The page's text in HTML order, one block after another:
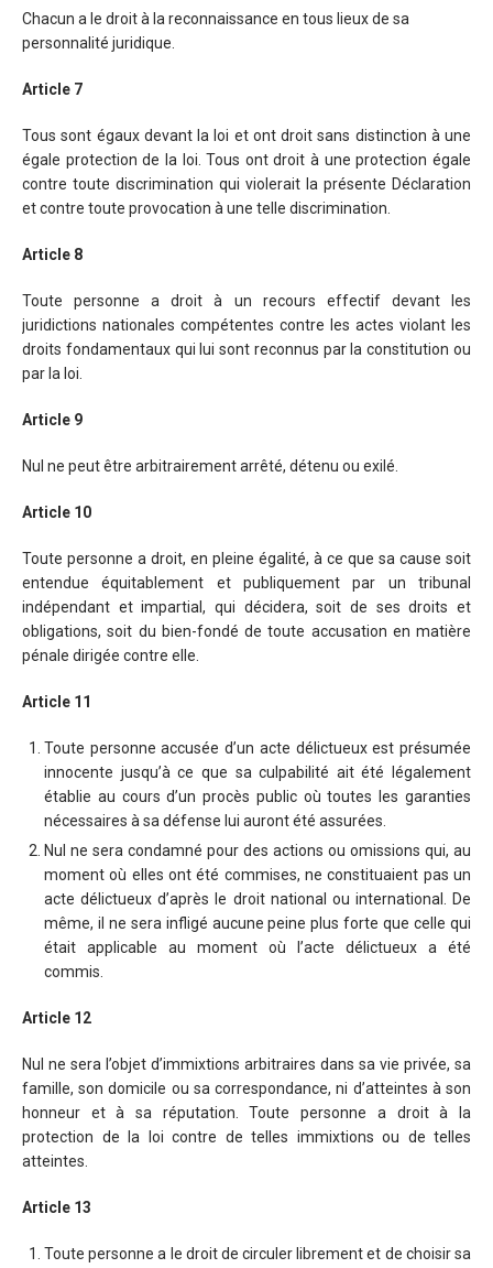
Chacun a le droit à la reconnaissance en tous lieux de sa
personnalité juridique.
Article 7
Tous sont égaux devant la loi et ont droit sans distinction à une
égale protection de la loi. Tous ont droit à une protection égale
contre toute discrimination qui violerait la présente Déclaration
et contre toute provocation à une telle discrimination.
Article 8
Toute personne a droit à un recours effectif devant les
juridictions nationales compétentes contre les actes violant les
droits fondamentaux qui lui sont reconnus par la constitution ou
par la loi.
Article 9
Nul ne peut être arbitrairement arrêté, détenu ou exilé.
Article 10
Toute personne a droit, en pleine égalité, à ce que sa cause soit
entendue équitablement et publiquement par un tribunal
indépendant et impartial, qui décidera, soit de ses droits et
obligations, soit du bien-fondé de toute accusation en matière
pénale dirigée contre elle.
Article 11
Toute personne accusée d’un acte délictueux est présumée
innocente jusqu’à ce que sa culpabilité ait été légalement
établie au cours d’un procès public où toutes les garanties
nécessaires à sa défense lui auront été assurées.
Nul ne sera condamné pour des actions ou omissions qui, au
moment où elles ont été commises, ne constituaient pas un
acte délictueux d’après le droit national ou international. De
même, il ne sera infligé aucune peine plus forte que celle qui
était applicable au moment où l’acte délictueux a été
commis.
Article 12
Nul ne sera l’objet d’immixtions arbitraires dans sa vie privée, sa
famille, son domicile ou sa correspondance, ni d’atteintes à son
honneur et à sa réputation. Toute personne a droit à la
protection de la loi contre de telles immixtions ou de telles
atteintes.
Article 13
Toute personne a le droit de circuler librement et de choisir sa